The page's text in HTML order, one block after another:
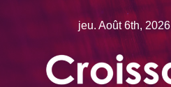
jeu. Août 6th, 2026